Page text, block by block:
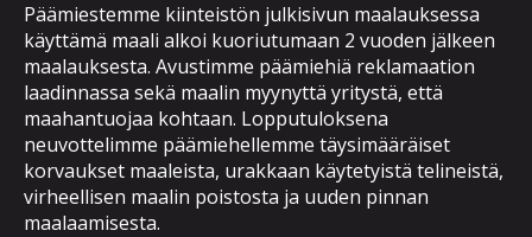
Päämiestemme kiinteistön julkisivun maalauksessa
käyttämä maali alkoi kuoriutumaan 2 vuoden jälkeen
maalauksesta. Avustimme päämiehiä reklamaation
laadinnassa sekä maalin myynyttä yritystä, että
maahantuojaa kohtaan. Lopputuloksena
neuvottelimme päämiehellemme täysimääräiset
korvaukset maaleista, urakkaan käytetyistä telineistä,
virheellisen maalin poistosta ja uuden pinnan
maalaamisesta.